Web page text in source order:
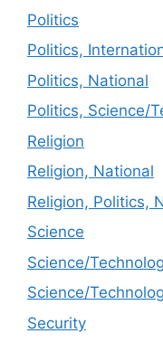
Politics
Politics,
Politics, National
Politics, Science/
Religion
Religion, National
Religion, Politics,
Science
Science/
Science/
Security